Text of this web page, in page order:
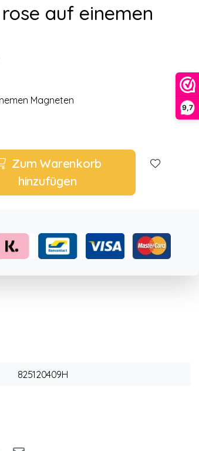
9,7
auf einemen
Magneten
Zum Warenkorb
hinzufügen
825120409H